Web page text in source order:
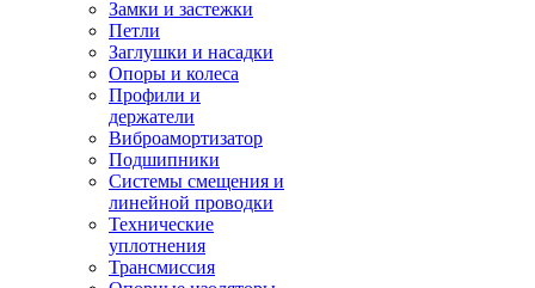
Замки и застежки
Петли
Заглушки и насадки
Опоры и колеса
Профили и
держатели
Виброамортизатор
Подшипники
Системы смещения и
линейной проводки
Технические
уплотнения
Трансмиссия